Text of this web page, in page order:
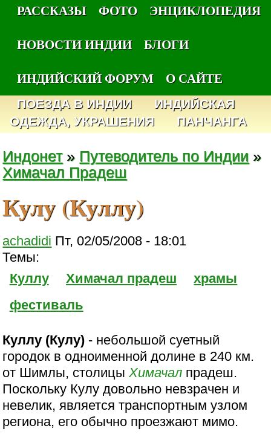
РАССКАЗЫ
ФОТО
ЭНЦИКЛОПЕДИЯ
НОВОСТИ ИНДИИ
БЛОГИ
ИНДИЙСКИЙ ФОРУМ
О САЙТЕ
ПОЕЗДА В ИНДИИ
ИНДИЙСКАЯ
ОДЕЖДА, УКРАШЕНИЯ
ПАНЧАНГА
Индонет» Путеводитель по Индии »
Химачал Прадеш
Кулу (Куллу)
achadidi Пт, 02/05/2008 - 18:01
Темы:
Куллу
Химачал прадеш
храмы
фестиваль
Куллу (Кулу) - небольшой суетный
городок в одноименной долине в 240 км.
от Шимлы, столицыХимачал прадеш.
Поскольку Кулу довольно невзрачен и
невелик, является транспортным узлом
региона, его обычно проезжают мимо.